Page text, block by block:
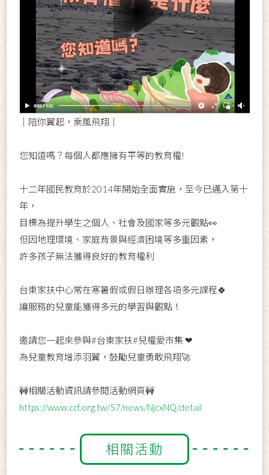
｜陪你翼起，乘風飛翔｜
您知道嗎？每個人都應擁有平等的教育權!
十二年國民教育於2014年開始全面實施，至今已邁入第十
年，
目標為提升學生之個人、社會及國家等多元觀點👀
但因地理環境、家庭背景與經濟困境等多重因素，
許多孩子無法獲得良好的教育權利
台東家扶中心常在寒暑假或假日辦理各項多元課程🍀
讓服務的兒童能獲得多元的學習與觀點！
邀請您一起來參與#台東家扶#兒權愛市集 ❤
為兒童教育增添羽翼，鼓勵兒童勇敢飛翔🚀
🚧相關活動資訊請參閱活動網頁🚧
https://www.ccf.org.tw/57/news/NjcxNQ/detail
相關活動